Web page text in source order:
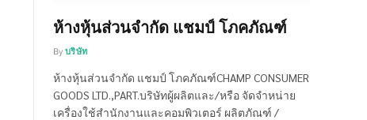
ห้างหุ้นส่วนจำกัด แชมป์ โภคภัณฑ์
By บริษัท
ห้างหุ้นส่วนจำกัด แชมป์ โภคภัณฑ์CHAMP CONSUMER
GOODS LTD.,PART.บริษัทผู้ผลิตและ/หรือ จัดจำหน่าย
เครื่องใช้สำนักงานและคอมพิวเตอร์ ผลิตภัณฑ์ /